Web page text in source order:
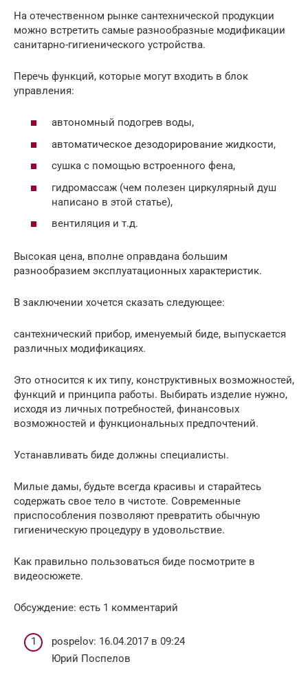
На отечественном рынке сантехнической продукции
можно встретить самые разнообразные модификации
санитарно-гигиенического устройства.
Перечь функций, которые могут входить в блок
управления:
автономный подогрев воды,
автоматическое дезодорирование жидкости,
сушка с помощью встроенного фена,
гидромассаж (чем полезен циркулярный душ
написано в этой статье),
вентиляция и т.д.
Высокая цена, вполне оправдана большим
разнообразием эксплуатационных характеристик.
В заключении хочется сказать следующее:
сантехнический прибор, именуемый биде, выпускается
различных модификациях.
Это относится к их типу, конструктивных возможностей,
функций и принципа работы. Выбирать изделие нужно,
исходя из личных потребностей, финансовых
возможностей и функциональных предпочтений.
Устанавливать биде должны специалисты.
Милые дамы, будьте всегда красивы и старайтесь
содержать свое тело в чистоте. Современные
приспособления позволяют превратить обычную
гигиеническую процедуру в удовольствие.
Как правильно пользоваться биде посмотрите в
видеосюжете.
Обсуждение: есть 1 комментарий
pospelov: 16.04.2017 в 09:24
Юрий Поспелов